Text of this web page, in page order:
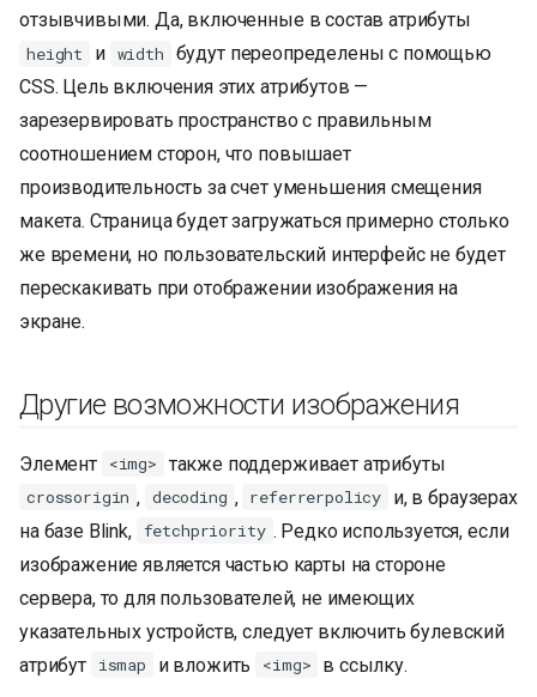
отзывчивыми. Да, включенные в состав атрибуты
height и width
будут переопределены с помощью
CSS. Цель включения этих атрибутов —
зарезервировать пространство с правильным
соотношением сторон, что повышает
производительность за счет уменьшения смещения
макета. Страница будет загружаться примерно столько
же времени, но пользовательский интерфейс не будет
перескакивать при отображении изображения на
экране.
Другие возможности изображения
Элемент <img> также поддерживает атрибуты
crossorigin , decoding , referrerpolicy
и, в браузерах
на базе Blink, fetchpriority . Редко используется, если
изображение является частью карты на стороне
сервера, то для пользователей, не имеющих
указательных устройств, следует включить булевский
атрибут
ismap и вложить <img> в ссылку.